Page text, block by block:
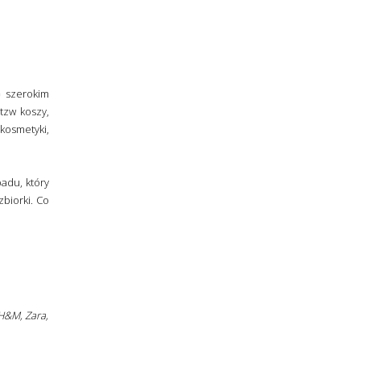
koszy,
który
Co
Zara,